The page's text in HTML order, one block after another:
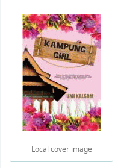
Local cover image